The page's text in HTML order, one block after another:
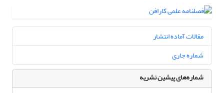
مقالات آماده انتشار
شماره جاری
شماره‌های پیشین نشریه